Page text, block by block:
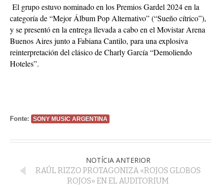
El grupo estuvo nominado en los Premios Gardel 2024 en la
categoría de “Mejor Álbum Pop Alternativo” (“Sueño cítrico”),
y se presentó en la entrega llevada a cabo en el Movistar Arena
Buenos Aires junto a Fabiana Cantilo, para una explosiva
reinterpretación del clásico de Charly García “Demoliendo
Hoteles”.
Fonte: SONY MUSIC ARGENTINA
NOTÍCIA ANTERIOR
RAÚL RIZZO PROTAGONIZA «ROJOS GLOBOS
ROJOS» EN EL AUDITORIUM